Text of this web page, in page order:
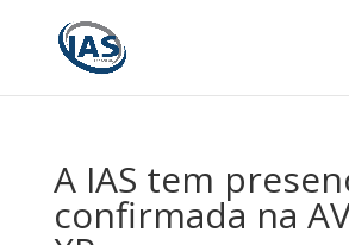
A IAS tem
confirmada na